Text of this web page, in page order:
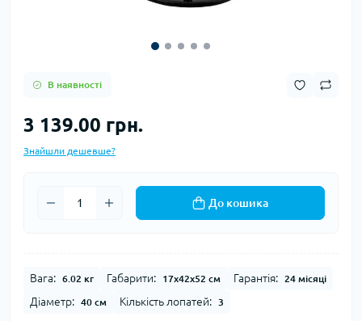
В наявності
3 139.00 грн.
Знайшли дешевше?
До кошика
Вага: 6.02 кг Габарити: 17х42х52 см Гарантія: 24 місяці
Діаметр: 40 см Кількість лопатей: 3